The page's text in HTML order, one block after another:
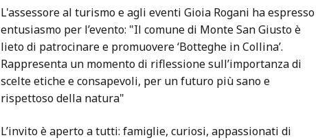
L'assessore al turismo e agli eventi Gioia Rogani ha espresso
entusiasmo per l’evento: "Il comune di Monte San Giusto è
lieto di patrocinare e promuovere ‘Botteghe in Collina’.
Rappresenta un momento di riflessione sull’importanza di
scelte etiche e consapevoli, per un futuro più sano e
rispettoso della natura"
L’invito è aperto a tutti: famiglie, curiosi, appassionati di